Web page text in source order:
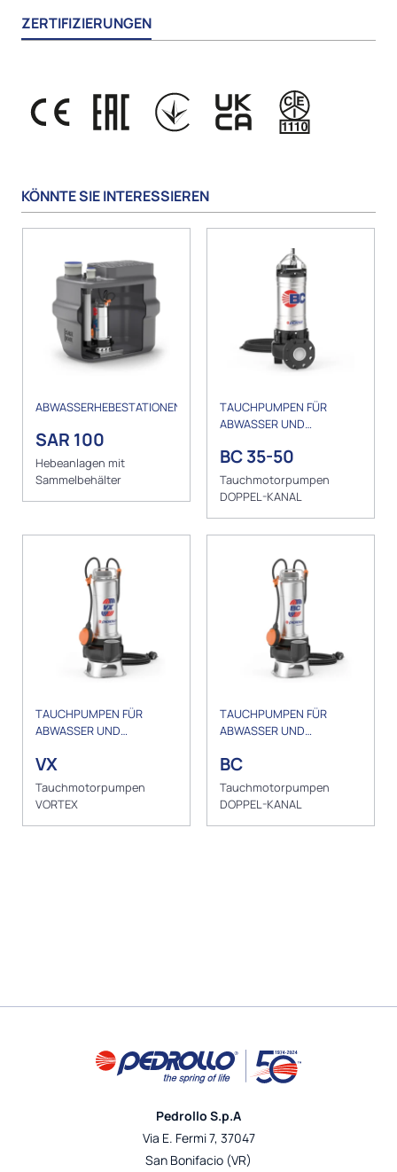
ZERTIFIZIERUNGEN
KÖNNTE SIE INTERESSIEREN
ABWASSERHEBESTATIONEN
SAR 100
Hebeanlagen mit
Sammelbehälter
TAUCHPUMPEN FÜR
ABWASSER UND
BC 35-50
Tauchmotorpumpen
DOPPEL-KANAL
TAUCHPUMPEN FÜR
ABWASSER UND
VX
Tauchmotorpumpen
VORTEX
TAUCHPUMPEN FÜR
ABWASSER UND
BC
Tauchmotorpumpen
DOPPEL-KANAL
Pedrollo S.p.A
Via E. Fermi 7, 37047
San Bonifacio (VR)